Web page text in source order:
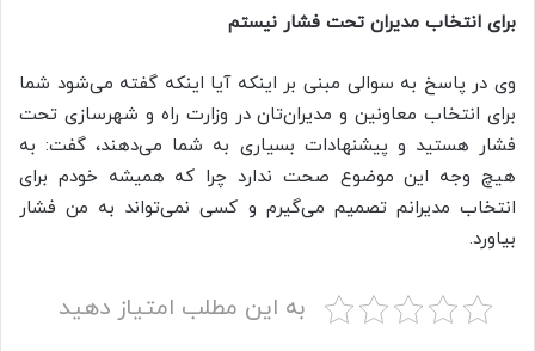
برای انتخاب مدیران تحت فشار نیستم
وی در پاسخ به سوالی مبنی بر اینکه آیا اینکه گفته می‌شود شما
برای انتخاب معاونین و مدیران‌تان در وزارت راه و شهرسازی تحت
فشار هستید و پیشنهادات بسیاری به شما می‌دهند، گفت: به
هیچ وجه این موضوع صحت ندارد چرا که همیشه خودم برای
انتخاب مدیرانم تصمیم می‌گیرم و کسی نمی‌تواند به من فشار
بیاورد.
به این مطلب امتیاز دهید